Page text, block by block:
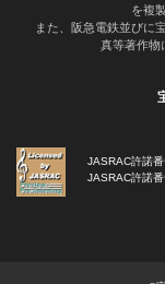
を複
また、阪急電鉄並びに
真等著作物
JASRAC許諾
JASRAC許諾